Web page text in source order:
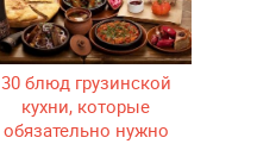
30 блюд грузинской
кухни, которые
обязательно нужно